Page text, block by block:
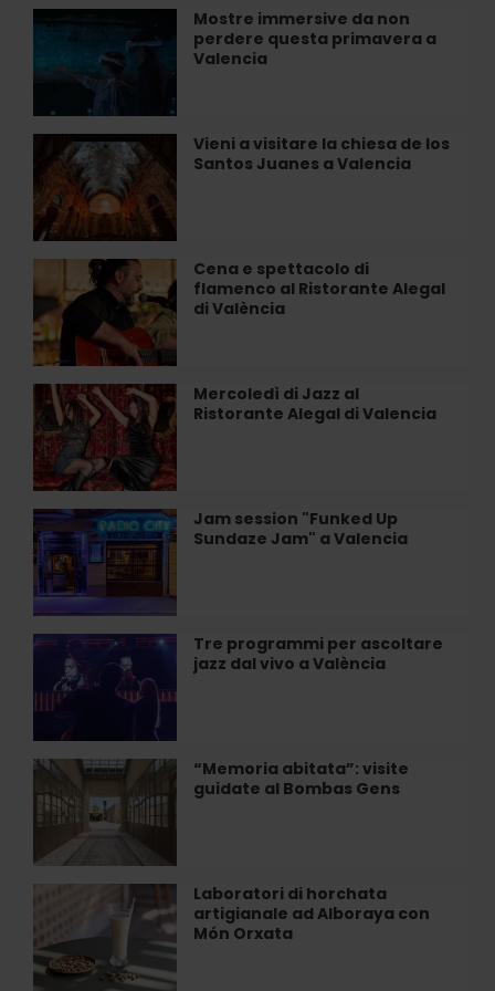
Illusioni
ottiche
sale
impossibili
Mostre immersive da non
perdere questa primavera a
Valencia
Mostre
immersive
da
perdere
questa
primavera
Valencia
Vieni a visitare la chiesa de los
Santos Juanes a Valencia
Vieni
visitare
la
chiesa
de
los
Santos
Juanes
a
Cena e spettacolo di
flamenco al Ristorante Alegal
di València
e
spettacolo
di
flamenco
al
Ristorante
Alegal
di
València
Mercoledì di Jazz al
Ristorante Alegal di Valencia
Mercoledì
di
Jazz
al
Ristorante
Alegal
di
Valencia
Jam session "Funked Up
Sundaze Jam" a Valencia
Jam
session
"Funked
Up
Sundaze
Jam"
Valencia
Tre programmi per ascoltare
jazz dal vivo a València
Tre
programmi
per
ascoltare
jazz
dal
València
“Memoria abitata”: visite
guidate al Bombas Gens
“Memoria
abitata”:
visite
guidate
al
Bombas
Laboratori di horchata
artigianale ad Alboraya con
Món Orxata
Laboratori
horchata
artigianale